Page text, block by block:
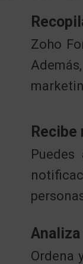
Zoho
Ordena